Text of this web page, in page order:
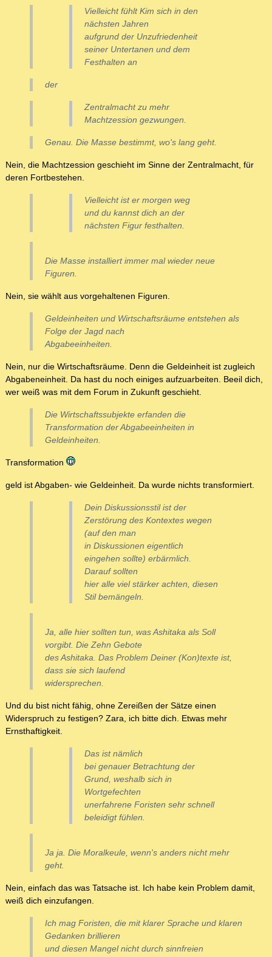
Vielleicht fühlt Kim sich in den
nächsten Jahren
aufgrund der Unzufriedenheit
seiner Untertanen und dem
Festhalten an
der
Zentralmacht zu mehr
Machtzession gezwungen.
Genau. Die Masse bestimmt, wo's lang geht.
Nein, die Machtzession geschieht im Sinne der Zentralmacht, für
deren Fortbestehen.
Vielleicht ist er morgen weg
und du kannst dich an der
nächsten Figur festhalten.
Die Masse installiert immer mal wieder neue
Figuren.
Nein, sie wählt aus vorgehaltenen Figuren.
Geldeinheiten und Wirtschaftsräume entstehen als
Folge der Jagd nach
Abgabeeinheiten.
Nein, nur die Wirtschaftsräume. Denn die Geldeinheit ist zugleich
Abgabeneinheit. Da hast du noch einiges aufzuarbeiten. Beeil dich,
wer weiß was mit dem Forum in Zukunft geschieht.
Die Wirtschaftssubjekte erfanden die
Transformation der Abgabeeinheiten in
Geldeinheiten.
Transformation
geld ist Abgaben- wie Geldeinheit. Da wurde nichts transformiert.
Dein Diskussionsstil ist der
Zerstörung des Kontextes wegen
(auf den man
in Diskussionen eigentlich
eingehen sollte) erbärmlich.
Darauf sollten
hier alle viel stärker achten, diesen
Stil bemängeln.
Ja, alle hier sollten tun, was Ashitaka als Soll
vorgibt. Die Zehn Gebote
des Ashitaka. Das Problem Deiner (Kon)texte ist,
dass sie sich laufend
widersprechen.
Und du bist nicht fähig, ohne Zereißen der Sätze einen
Widerspruch zu festigen? Zara, ich bitte dich. Etwas mehr
Ernsthaftigkeit.
Das ist nämlich
bei genauer Betrachtung der
Grund, weshalb sich in
Wortgefechten
unerfahrene Foristen sehr schnell
beleidigt fühlen.
Ja ja. Die Moralkeule, wenn's anders nicht mehr
geht.
Nein, einfach das was Tatsache ist. Ich habe kein Problem damit,
weiß dich einzufangen.
Ich mag Foristen, die mit klarer Sprache und klaren
Gedanken brillieren
und diesen Mangel nicht durch sinnfreien